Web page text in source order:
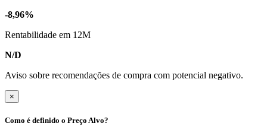
-8,96%
Rentabilidade em 12M
N/D
Aviso sobre recomendações de compra com potencial negativo.
×
Como é definido o Preço Alvo?